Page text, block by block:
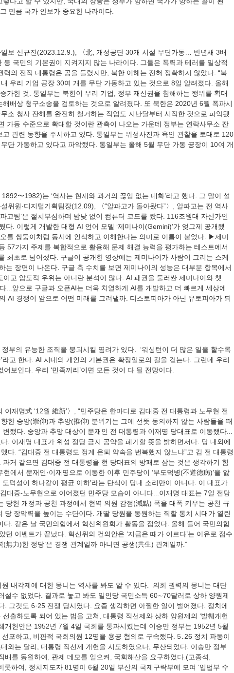
국민의 기본권이 지켜지지 않는 나라이다. 그들은 폭력과 테러를 일상적
력의 전직 대통령은 공을 들렸지만, 북한 이해는 전혀 정확하지 않았다. “북
우리 기업 공장 30여 개를 무단 가동하고 있는 것으로 8일 알려졌다. 올해
가한 것. 통일부는 북한이 우리 기업, 정부 재산권을 침해하는 행위를 확대
배상 청구소송을 검토하는 것으로 알려졌다. 또 북한은 2020년 6월 폭파시
소 청사 잔해를 완전히 철거하는 작업도 지난달부터 시작한 것으로 파악됐
가동 수준으로 확대할 것이란 관측이 나오는 가운데 정부는 연락사무소 잔
관련 동향을 주시하고 있다. 통일부는 위성사진과 육안 관찰을 토대로 120
단 가동하고 있다고 파악했다. 통일부는 올해 5월 무단 가동 공장이 10여 개
위원·디지털기획팀장(12.09), 〈“알파고가 돌아왔다”〉, 알파고는 전 역사
고팀’은 절치부심하며 밤낮 없이 컴퓨터 코드를 짰다. 116조원대 자산가인
다. 이렇게 개발한 대형 AI 언어 모델 ‘제미나이(Gemini)’가 엊그제 공개됐
오를 쌍둥이처럼 동시에 인식하고 이해한다는 의미로 이름이 붙었다. ▶제미
57가지 주제를 복합적으로 활용해 문제 해결 능력을 평가하는 테스트에서
최초로 넘어섰다. 구글이 공개한 영상에는 제미나이가 사람이 그리는 스케
는 장면이 나온다. 구글 측 수치를 보면 제미나이의 성능은 대부분 항목에서
고 압도적 우위는 아니란 분석이 많다. AI 패권을 둘러싼 제미나이와 챗
...앞으로 구글과 오픈AI는 더욱 치열하게 AI를 개발하고 더 빠르게 세상에
AI 경쟁이 앞으로 어떤 미래를 그려낼까. 디스토피아가 아닌 유토피아가 되
고 한다. AI 시대의 개인의 기본권은 확장일로의 길을 걷는다. 그런데 우리
한 숭앙(崇仰)과 추앙(推仰) 분위기는 그에 선뜻 동의하지 않는 사람들을 때
했다. 숭앙과 추앙 대상이 문재인 전 대통령과 이재명 당대표로 이동했다...
. 이재명 대표가 위성 정당 금지 공약을 폐기할 뜻을 밝히면서다. 당 내외에
다. “김대중 전 대통령도 정계 은퇴 약속을 번복했지 않느냐”고 김 전 대통령
거 같으면 김대중 전 대통령을 현 당대표의 방패로 삼는 것은 생각하기 힘
에서 문재인·이재명으로 이동한 이후 민주당이 ‘부도덕병(不道德病)’을 앓
덕성이 하나같이 평균 이하’라는 탄식이 당내 소리만이 아니다. 이 대표가
김대중-노무현으로 이어졌던 민주당 모습이 아니다...이재명 대표는 7일 전당
당헌 개정과 공천 과정에서 현역 의원 감점(減點) 폭을 대폭 키우는 공천 규
당 장악력을 높이는 수단이다. 개딸 당원을 동원하는 직할 통치 시대가 열린
다. 같은 날 국민의힘에서 혁신위원회가 활동을 접었다. 올해 들어 국민의힘
이벤트가 끝났다. 혁신위의 건의안은 ‘지금은 때가 이르다’는 이유로 접수
설수 없었다. 결과로 놓고 봐도 일인당 국민소득 60∼70달러로 상하 양원제
. 그것도 6·25 전쟁 당시였다. 요즘 생각하면 아찔한 일이 벌어졌다. 정치에
출하도록 되어 있는 법을 고쳐, 대통령 직선제와 상하 양원제의 ‘발췌개헌
개헌안은 1952년 7월 4일 국회를 통과시켰는데 이승만 정부는 1952년 5월
포하고, 비판적 국회의원 12명을 용공 혐의로 구속했다. 5․26 정치 파동이
와는 달리, 대통령 직선제 개헌을 시도하였으나, 무산되었다. 이승만 정부
배를 동원하여, 관제 데모를 일으켜, 국회해산을 요구하였다.(고종석,
하여, 정치지도자 81명이 6월 20일 부산의 국제구락부에 모여 ‘입법부 수